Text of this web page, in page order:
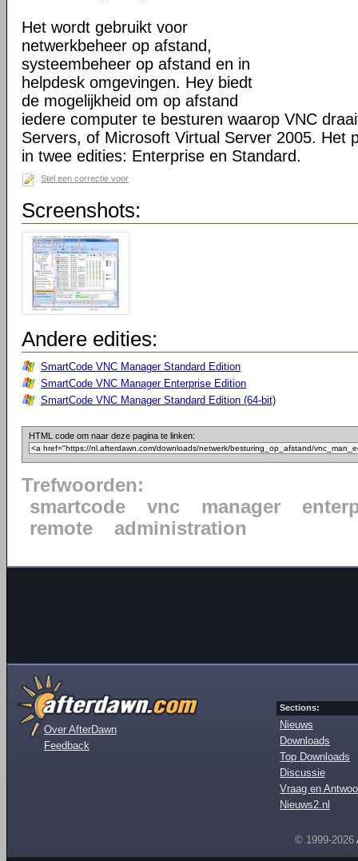
Het wordt gebruikt voor
netwerkbeheer op afstand,
systeembeheer op afstand en in
helpdesk omgevingen. Hey biedt
de mogelijkheid om op afstand
iedere computer te besturen waarop VNC
Servers, of Microsoft Virtual Server 2005. Het
in twee edities: Enterprise en Standard.
Stel een correctie voor
Screenshots:
Andere edities:
SmartCode VNC Manager Standard Edition
SmartCode VNC Manager Enterprise Edition
SmartCode VNC Manager Standard Edition (64-bit)
HTML code om naar deze pagina te linken:
Trefwoorden:
smartcode
vnc manager
remote
administration
Over AfterDawn
Feedback
Sections:
Nieuws
Downloads
Top Downloads
Discussie
Vraag en
Nieuws2.nl
© 1999-2026